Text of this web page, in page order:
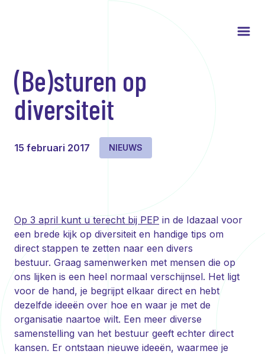
(Be)sturen op
diversiteit
15 februari 2017 NIEUWS
Op 3 april kunt u terecht bij PEP in de Idazaal voor
een brede kijk op diversiteit en handige tips om
direct stappen te zetten naar een divers
bestuur. Graag samenwerken met mensen die op
ons lijken is een heel normaal verschijnsel. Het ligt
voor de hand, je begrijpt elkaar direct en hebt
dezelfde ideeën over hoe en waar je met de
organisatie naartoe wilt. Een meer diverse
samenstelling van het bestuur geeft echter direct
kansen. Er ontstaan nieuwe ideeën, waarmee je